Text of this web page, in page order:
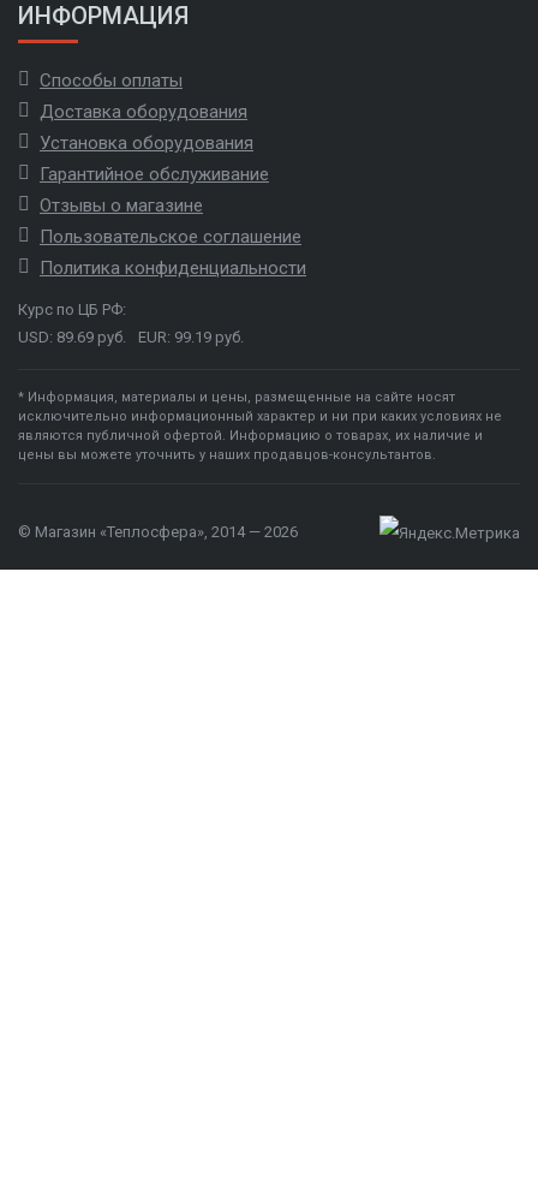
ИНФОРМАЦИЯ
Способы оплаты
Доставка оборудования
Установка оборудования
Гарантийное обслуживание
Отзывы о магазине
Пользовательское соглашение
Политика конфиденциальности
Курс по ЦБ РФ:
USD: 89.69 руб.
EUR: 99.19 руб.
* Информация, материалы и цены, размещенные на сайте носят
исключительно информационный характер и ни при каких условиях не
являются публичной офертой. Информацию о товарах, их наличие и
цены вы можете уточнить у наших продавцов-консультантов.
© Магазин «Теплосфера», 2014 — 2026